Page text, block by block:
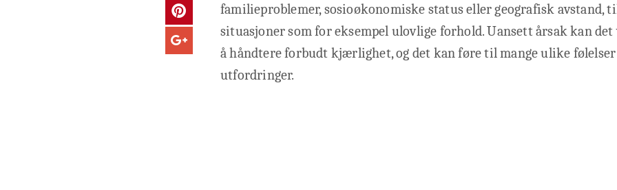
familieproblemer, sosioøkonomiske status eller geografisk avstand,
situasjoner som for eksempel ulovlige forhold. Uansett årsak kan
å håndtere forbudt kjærlighet, og det kan føre til mange ulike følelser
utfordringer.